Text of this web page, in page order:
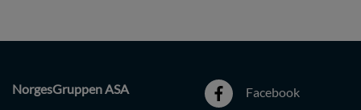
NorgesGruppen ASA Facebook